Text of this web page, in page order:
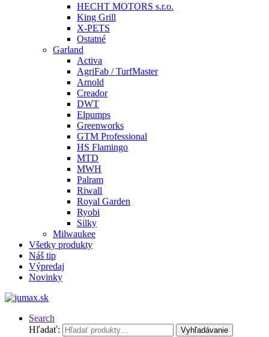
HECHT MOTORS s.r.o.
King Grill
X-PETS
Ostatné
Garland
Activa
AgriFab / TurfMaster
Arnold
Creador
DWT
Elpumps
Greenworks
GTM Professional
HS Flamingo
MTD
MWH
Palram
Riwall
Royal Garden
Ryobi
Silky
Milwaukee
Všetky produkty
Náš tip
Výpredaj
Novinky
Search
Hľadať:
Vyhľadávanie